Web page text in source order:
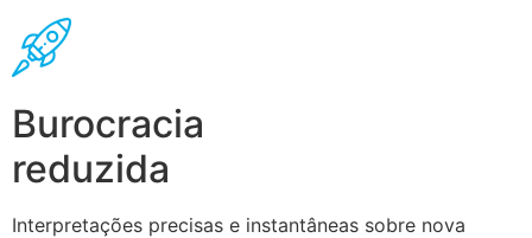
Burocracia
reduzida
Interpretações precisas e instantâneas sobre nova